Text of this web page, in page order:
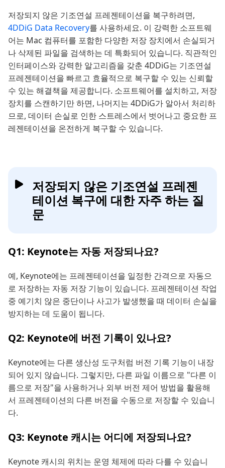
저장되지 않은 기조연설 프레젠테이션을 복구하려면,
4DDiG Data Recovery를 사용하세요. 이 강력한 소프트웨
어는 Mac 컴퓨터를 포함한 다양한 저장 장치에서 손실되거
나 삭제된 파일을 검색하는 데 특화되어 있습니다. 직관적인
인터페이스와 강력한 알고리즘을 갖춘 4DDiG는 기조연설
프레젠테이션을 빠르고 효율적으로 복구할 수 있는 신뢰할
수 있는 해결책을 제공합니다. 소프트웨어를 설치하고, 저장
장치를 스캔하기만 하면, 나머지는 4DDiG가 알아서 처리하
므로, 데이터 손실로 인한 스트레스에서 벗어나고 중요한 프
레젠테이션을 온전하게 복구할 수 있습니다.
저장되지 않은 기조연설 프레젠
테이션 복구에 대한 자주 하는 질
문
Q1: Keynote는 자동 저장되나요?
예, Keynote에는 프레젠테이션을 일정한 간격으로 자동으
로 저장하는 자동 저장 기능이 있습니다. 프레젠테이션 작업
중 예기치 않은 중단이나 사고가 발생했을 때 데이터 손실을
방지하는 데 도움이 됩니다.
Q2: Keynote에 버전 기록이 있나요?
Keynote에는 다른 생산성 도구처럼 버전 기록 기능이 내장
되어 있지 않습니다. 그렇지만, 다른 파일 이름으로 "다른 이
름으로 저장"을 사용하거나 외부 버전 제어 방법을 활용해
서 프레젠테이션의 다른 버전을 수동으로 저장할 수 있습니
다.
Q3: Keynote 캐시는 어디에 저장되나요?
Keynote 캐시의 위치는 운영 체제에 따라 다를 수 있습니